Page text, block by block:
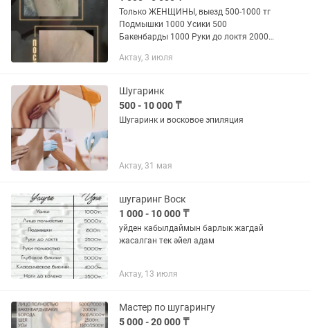
Только ЖЕНЩИНЫ, выезд 500-1000 тг
Подмышки 1000 Усики 500
Бакенбарды 1000 Руки до локтя 2000
2500 Ноги полностью 3000 Бикини
Актау, 3 июля
Шугаринк
500 - 10 000 ₸
Шугаринк и восковое эпиляция
Актау, 31 мая
шугаринг Воск
1 000 - 10 000 ₸
уйден кабылдаймын барлык жагдай
жасалган тек әйел адам
Актау, 13 июля
Мастер по шугарингу
5 000 - 20 000 ₸